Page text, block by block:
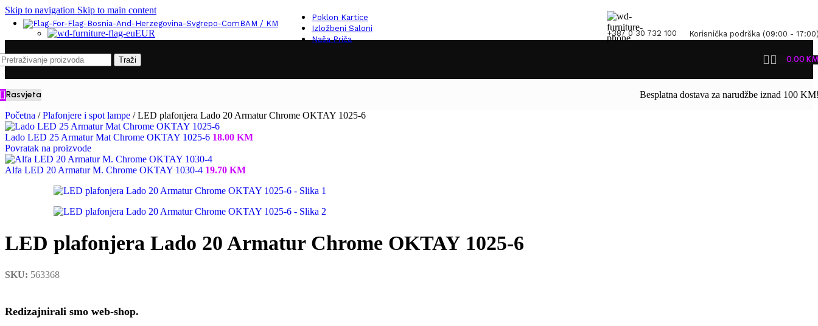
Skip to navigation Skip to main content
BAM / KM
EUR
Poklon Kartice
Izložbeni Saloni
Naša Priča
+387 0 30 732 100 Korisnička podrška (09:00 -
Traži 0.00
Rasvjeta Besplatna dostava za narudžbe iznad 100
Početna / Plafonjere i spot lampe / LED plafonjera Lado 20 Armatur Chrome OKTAY 1025-6
Lado LED 25 Armatur Mat Chrome OKTAY 1025-6 18.00 KM
Povratak na proizvode
Alfa LED 20 Armatur M. Chrome OKTAY 1030-4 19.70 KM
LED plafonjera Lado 20 Armatur Chrome OKTAY 1025-6
SKU: 563368
Redizajnirali smo web-shop.